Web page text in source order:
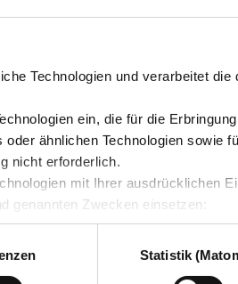
Technologien und verarbeitet
ein, die für die
ähnlichen Technologien sowie
nicht erforderlich.
mit Ihrer ausdrücklichen
genannten Zwecken einsetzen:
Statistik